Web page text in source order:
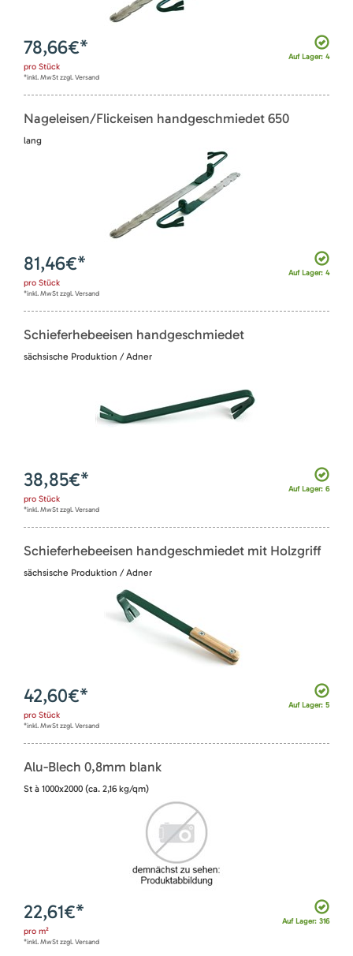
Auf Lager: 4
78,66€*
pro Stück
*inkl. MwSt zzgl. Versand
Nageleisen/Flickeisen handgeschmiedet 650
lang
Auf Lager: 4
81,46€*
pro Stück
*inkl. MwSt zzgl. Versand
Schieferhebeeisen handgeschmiedet
sächsische Produktion / Adner
Auf Lager: 6
38,85€*
pro Stück
*inkl. MwSt zzgl. Versand
Schieferhebeeisen handgeschmiedet mit Holzgriff
sächsische Produktion / Adner
Auf Lager: 5
42,60€*
pro Stück
*inkl. MwSt zzgl. Versand
Alu-Blech 0,8mm blank
St à 1000x2000 (ca. 2,16 kg/qm)
Auf Lager: 316
22,61€*
pro m²
*inkl. MwSt zzgl. Versand